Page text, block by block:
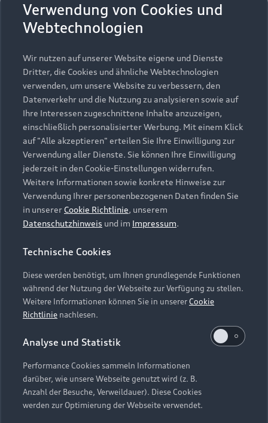
Modelle
Alle Modelle
Modelle vergleichen
Elektromodelle
Plug-in-Hybride
Kaufen & leasen
Neuwagensuche
Gebrauchtwagensuche
Gebrauchtwagen
Finanzierung
Aktionen & Angebote
Geschäftskunden
Service & Zubehör
Saisonale Angebote
Audi Services
Garantie
Audi digital services
myAudi
Support
Kundenservice
Händlersuche
Audi Code
Online-Terminvereinbarung
Servicekontakt
Vertrag widerrufen
Über Audi
Unternehmen
Karriere
Investor Relations
Presse & Media Center
Datenschutz
Audi erleben
Newsletter
Impressum Rechtliches
Hinweisgebersystem
Datenschutzinformation
Cookie-Einstellungen
Cookie-Richtlinie
Barrierefreiheit
Hinweis: Die aktuelle Darstellung und Anordnung der
Embleme am Fahrzeug bei allen Abbildungen auf dieser
Webseite kann abweichen.
Verwendung von Cookies und
Webtechnologien
Wir nutzen auf unserer Website eigene und Dienste
Dritter, die Cookies und ähnliche Webtechnologien
verwenden, um unsere Website zu verbessern, den
Datenverkehr und die Nutzung zu analysieren sowie auf
Ihre Interessen zugeschnittene Inhalte anzuzeigen,
einschließlich personalisierter Werbung. Mit einem Klick
auf "Alle akzeptieren" erteilen Sie Ihre Einwilligung zur
Verwendung aller Dienste. Sie können Ihre Einwilligung
jederzeit in den Cookie-Einstellungen widerrufen.
Weitere Informationen sowie konkrete Hinweise zur
Verwendung Ihrer personenbezogenen Daten finden Sie
in unserer Cookie Richtlinie, unserem
Datenschutzhinweis und im Impressum.
Technische Cookies
Diese werden benötigt, um Ihnen grundlegende Funktionen
während der Nutzung der Webseite zur Verfügung zu stellen.
Weitere Informationen können Sie in unsererCookie
Richtlinie nachlesen.
Analyse und Statistik
Performance Cookies sammeln Informationen
darüber, wie unsere Webseite genutzt wird (z. B.
Anzahl der Besuche, Verweildauer). Diese Cookies
werden zur Optimierung der Webseite verwendet.